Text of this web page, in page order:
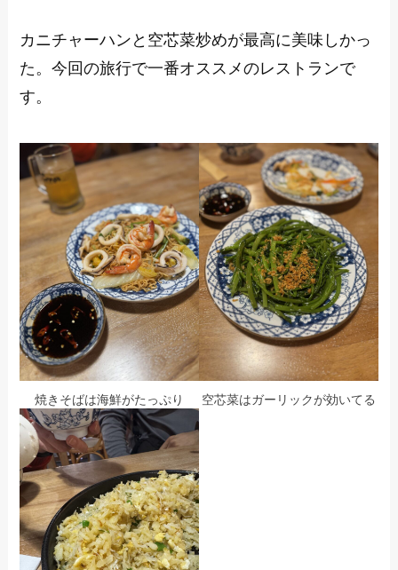
カニチャーハンと空芯菜炒めが最高に美味しかっ
た。今回の旅行で一番オススメのレストランで
す。
焼きそばは海鮮がたっぷり 空芯菜はガーリックが効いてる